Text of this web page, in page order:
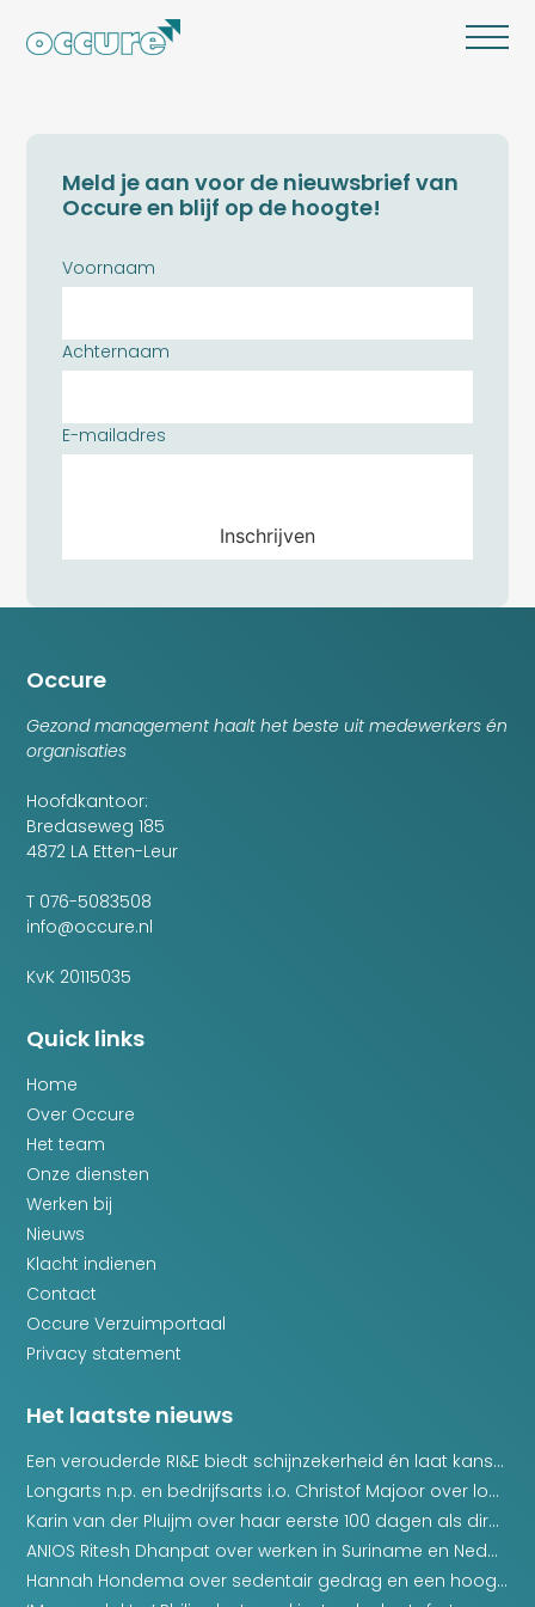
Meld je aan voor de nieuwsbrief van
Occure en blijf op de hoogte!
Voornaam
Achternaam
E-mailadres
Inschrijven
Occure
Gezond management haalt het beste uit medewerkers én
organisaties
Hoofdkantoor:
Bredaseweg 185
4872 LA Etten-Leur
T 076-5083508
info@occure.nl
KvK 20115035
Quick links
Home
Over Occure
Het team
Onze diensten
Werken bij
Nieuws
Klacht indienen
Contact
Occure Verzuimportaal
Privacy statement
Het laatste nieuws
Een verouderde RI&E biedt schijnzekerheid én laat kanse
n liggen
Longarts n.p. en bedrijfsarts i.o. Christof Majoor over lon
gklachten op de werkvloer
Karin van der Pluijm over haar eerste 100 dagen als dire
cteur van Occure
ANIOS Ritesh Dhanpat over werken in Suriname en Nederl
and
Hannah Hondema over sedentair gedrag en een hoogn